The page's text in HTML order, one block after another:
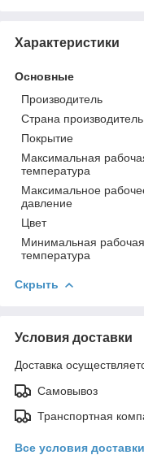
Характеристики
Основные
Производитель
Страна производитель
Покрытие
Максимальная
температура
Максимальное
давление
Цвет
Минимальная рабочая
температура
Скрыть
Условия доставки
Доставка
Самовывоз
Транспортная
Все условия доставки